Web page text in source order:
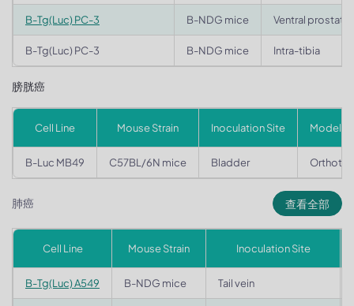
B-Tg(Luc) PC-3 B-NDG mice Ventral prostate
B-Tg(Luc) PC-3 B-NDG mice Intra-tibia
膀胱癌
Cell Line Mouse Strain Inoculation Site Model
B-Luc MB49 C57BL/6N mice Bladder
肺癌 查看全部
Cell Line Mouse Strain Inoculation Site
B-Tg(Luc) A549 B-NDG mice Tail vein